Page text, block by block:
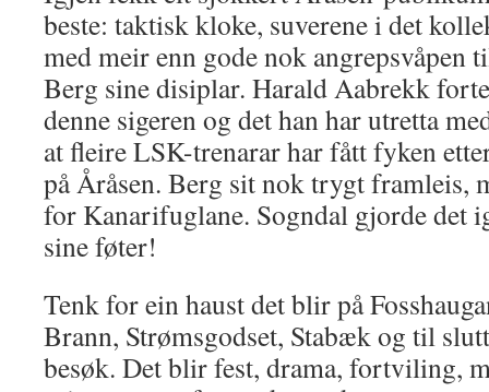
beste: taktisk kloke, suverene i det
med meir enn gode nok angrepsvåpen
Berg sine disiplar. Harald Aabrekk
denne sigeren og det han har utretta
at fleire LSK-trenarar har fått fyken
på Åråsen. Berg sit nok trygt framleis,
for Kanarifuglane. Sogndal gjorde det
sine føter!
Tenk for ein haust det blir på
Brann, Strømsgodset, Stabæk og til
besøk. Det blir fest, drama, fortviling,